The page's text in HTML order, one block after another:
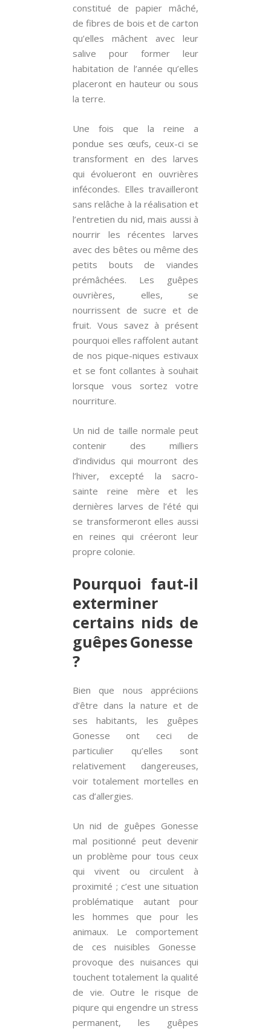
constitué de papier mâché,
de fibres de bois et de carton
qu’elles mâchent avec leur
salive pour former leur
habitation de l’année qu’elles
placeront en hauteur ou sous
la terre.
Une fois que la reine a
pondue ses œufs, ceux-ci se
transforment en des larves
qui évolueront en ouvrières
infécondes. Elles travailleront
sans relâche à la réalisation et
l’entretien du nid, mais aussi à
nourrir les récentes larves
avec des bêtes ou même des
petits bouts de viandes
prémâchées. Les guêpes
ouvrières, elles, se
nourrissent de sucre et de
fruit. Vous savez à présent
pourquoi elles raffolent autant
de nos pique-niques estivaux
et se font collantes à souhait
lorsque vous sortez votre
nourriture.
Un nid de taille normale peut
contenir des milliers
d’individus qui mourront des
l’hiver, excepté la sacro-
sainte reine mère et les
dernières larves de l’été qui
se transformeront elles aussi
en reines qui créeront leur
propre colonie.
Pourquoi faut-il
exterminer
certains nids de
guêpes Gonesse
?
Bien que nous appréciions
d’être dans la nature et de
ses habitants, les guêpes
Gonesse ont ceci de
particulier qu’elles sont
relativement dangereuses,
voir totalement mortelles en
cas d’allergies.
Un nid de guêpes Gonesse
mal positionné peut devenir
un problème pour tous ceux
qui vivent ou circulent à
proximité ; c’est une situation
problématique autant pour
les hommes que pour les
animaux. Le comportement
de ces nuisibles Gonesse
provoque des nuisances qui
touchent totalement la qualité
de vie. Outre le risque de
piqure qui engendre un stress
permanent, les guêpes